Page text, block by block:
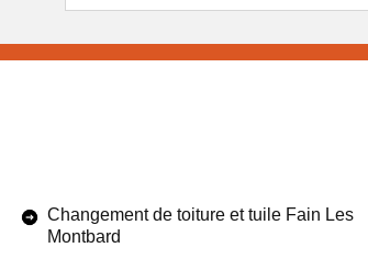
Changement de toiture et tuile Fain Les
Montbard